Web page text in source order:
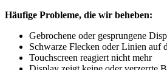
Häufige Probleme, die wir beheben:
Gebrochene oder gesprungene
Schwarze Flecken oder Linien auf
Touchscreen reagiert nicht mehr